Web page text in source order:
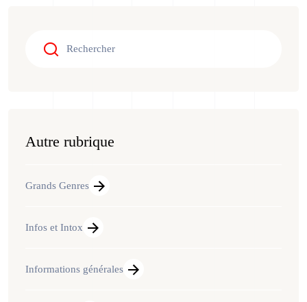
Autre rubrique
Grands Genres
Infos et Intox
Informations générales